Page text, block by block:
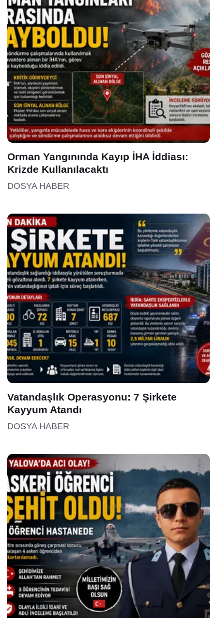
Orman Yangınında Kayıp İHA İddiası:
Krizde Kullanılacaktı
DOSYA HABER
Vatandaşlık Operasyonu: 7 Şirkete
Kayyum Atandı
DOSYA HABER